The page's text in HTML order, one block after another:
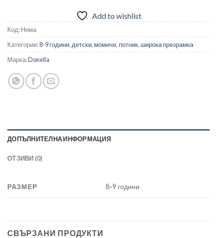
Add to wishlist
Код:Няма
Категории:8-9 години, детски, момиче, потник, широка презрамка
Марка:Donella
ДОПЪЛНИТЕЛНА ИНФОРМАЦИЯ
ОТЗИВИ (0)
РАЗМЕР 8-9 години
СВЪРЗАНИ ПРОДУКТИ